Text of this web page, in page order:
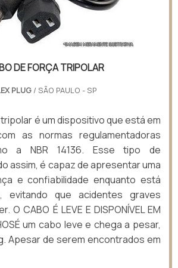
DE FORÇA TRIPOLAR
PLUG / SÃO PAULO - SP
é um dispositivo que está em
as normas regulamentadoras
a NBR 14136. Esse tipo de
assim, é capaz de apresentar uma
e confiabilidade enquanto está
evitando que acidentes graves
O CABO É LEVE E DISPONÍVEL EM
um cabo leve e chega a pesar,
Apesar de serem encontrados em